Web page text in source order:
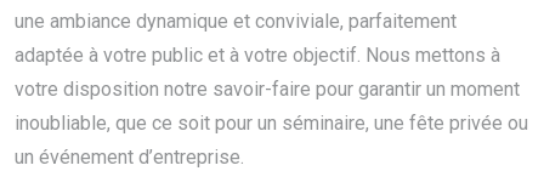
une ambiance dynamique et conviviale, parfaitement
adaptée à votre public et à votre objectif. Nous mettons à
votre disposition notre savoir-faire pour garantir un moment
inoubliable, que ce soit pour un séminaire, une fête privée ou
un événement d’entreprise.